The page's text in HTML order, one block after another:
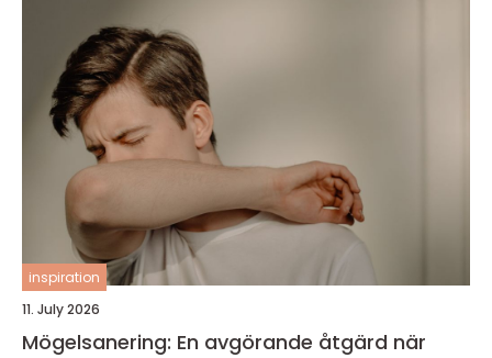
inspiration
11. July 2026
Mögelsanering: En avgörande åtgärd när